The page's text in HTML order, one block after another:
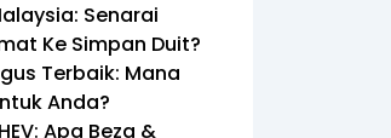
Senarai
Ke Simpan Duit?
Terbaik: Mana
Anda?
Apa Beza &